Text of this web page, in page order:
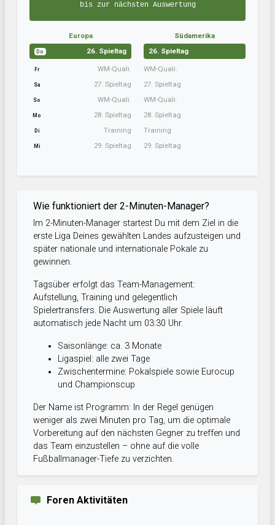
bis zur nächsten Auswertung
Europa
Do 26. Spieltag
Fr WM-Quali.
Sa 27. Spieltag
So WM-Quali.
Mo 28. Spieltag
Di Training
Mi 29. Spieltag
Südamerika
26. Spieltag
WM-Quali.
27. Spieltag
WM-Quali.
28. Spieltag
Training
29. Spieltag
Wie funktioniert der 2-Minuten-Manager?
Im 2-Minuten-Manager startest Du mit dem Ziel in die
erste Liga Deines gewählten Landes aufzusteigen und
später nationale und internationale Pokale zu
gewinnen.
Tagsüber erfolgt das Team-Management:
Aufstellung, Training und gelegentlich
Spielertransfers. Die Auswertung aller Spiele läuft
automatisch jede Nacht um 03:30 Uhr.
Saisonlänge: ca. 3 Monate
Ligaspiel: alle zwei Tage
Zwischentermine: Pokalspiele sowie Eurocup
und Championscup
Der Name ist Programm: In der Regel genügen
weniger als zwei Minuten pro Tag, um die optimale
Vorbereitung auf den nächsten Gegner zu treffen und
das Team einzustellen – ohne auf die volle
Fußballmanager-Tiefe zu verzichten.
Foren Aktivitäten